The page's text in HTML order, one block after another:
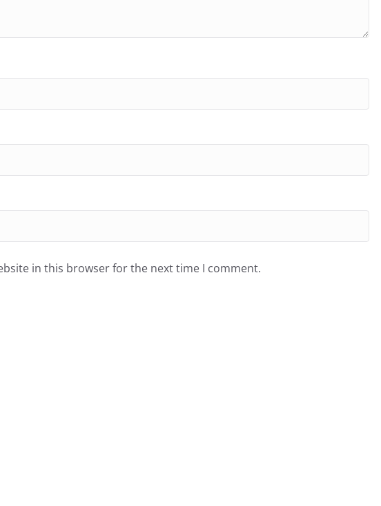
in this browser for the next time I comment.